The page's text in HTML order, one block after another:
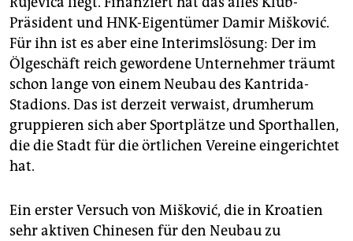
Präsident und HNK-Eigentümer Damir Mišković.
Für ihn ist es aber eine Interimslösung: Der im
Ölgeschäft reich gewordene Unternehmer träumt
schon lange von einem Neubau des Kantrida-
Stadions. Das ist derzeit verwaist, drumherum
gruppieren sich aber Sportplätze und Sporthallen,
die die Stadt für die örtlichen Vereine eingerichtet
hat.
Ein erster Versuch von Mišković, die in Kroatien
sehr aktiven Chinesen für den Neubau zu